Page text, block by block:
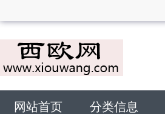
网站首页 分类信息